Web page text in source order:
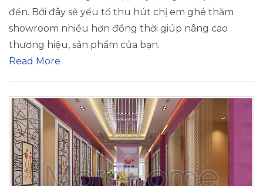
đến. Bởi đây sẽ yếu tố thu hút chị em ghé thăm
showroom nhiều hơn đồng thời giúp nâng cao
thương hiệu, sản phẩm của bạn.
Read More